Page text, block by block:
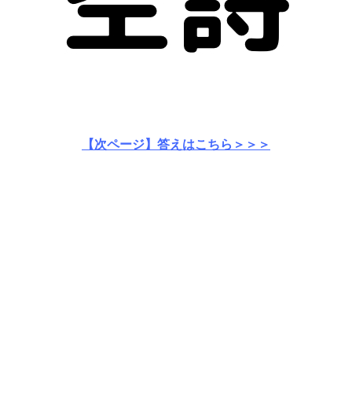
【次ページ】答えはこちら＞＞＞